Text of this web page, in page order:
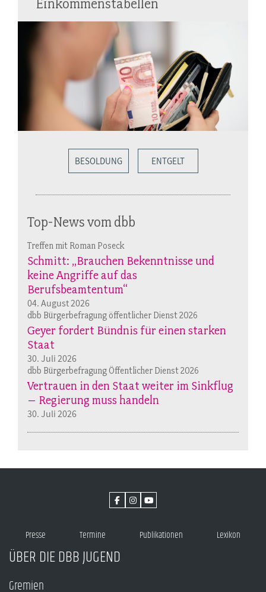
Einkommenstabellen
BESOLDUNG ENTGELT
Top-News vom dbb
Treffen mit Roman Poseck
Schmitt: „Brauchen Bekenntnisse und
keine Angriffe auf das
Berufsbeamtentum“
04. August 2026
dbb Bürgerbefragung öffentlicher Dienst 2026
Geyer fordert Bündnis für einen starken
Staat
30. Juli 2026
dbb Bürgerbefragung Öffentlicher Dienst 2026
Vertrauen in den Staat weiter im Sinkflug
– Regierung muss handeln
30. Juli 2026
Presse Termine Publikationen Lexikon
ÜBER DIE DBB JUGEND
Gremien